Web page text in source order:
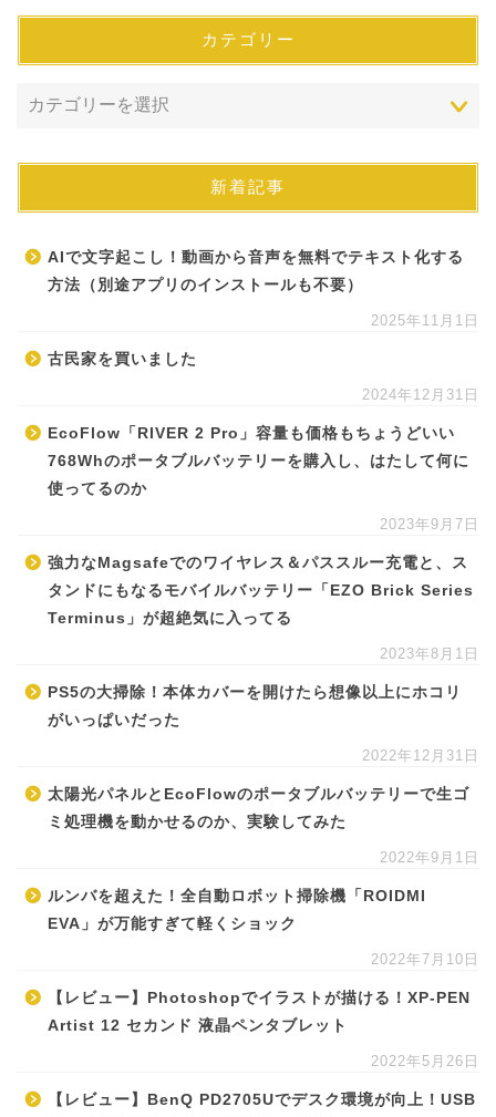
カテゴリー
新着記事
AIで文字起こし！動画から音声を無料でテキスト化する
方法（別途アプリのインストールも不要）
2025年11月1日
古民家を買いました
2024年12月31日
EcoFlow「RIVER 2 Pro」容量も価格もちょうどいい
768Whのポータブルバッテリーを購入し、はたして何に
使ってるのか
2023年9月7日
強力なMagsafeでのワイヤレス＆パススルー充電と、ス
タンドにもなるモバイルバッテリー「EZO Brick Series
Terminus」が超絶気に入ってる
2023年8月1日
PS5の大掃除！本体カバーを開けたら想像以上にホコリ
がいっぱいだった
2022年12月31日
太陽光パネルとEcoFlowのポータブルバッテリーで生ゴ
ミ処理機を動かせるのか、実験してみた
2022年9月1日
ルンバを超えた！全自動ロボット掃除機「ROIDMI
EVA」が万能すぎて軽くショック
2022年7月10日
【レビュー】Photoshopでイラストが描ける！XP-PEN
Artist 12 セカンド 液晶ペンタブレット
2022年5月26日
【レビュー】BenQ PD2705Uでデスク環境が向上！USB